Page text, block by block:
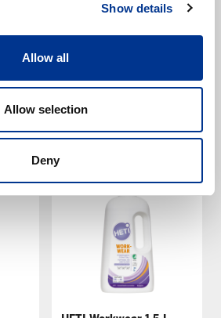
Show details
Allow all
Allow selection
Deny
HETI Sapu Joutsen
15842469